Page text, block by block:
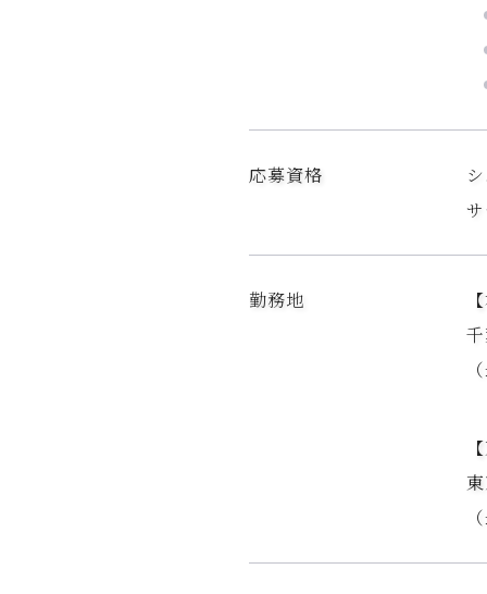
応募資格
勤務地